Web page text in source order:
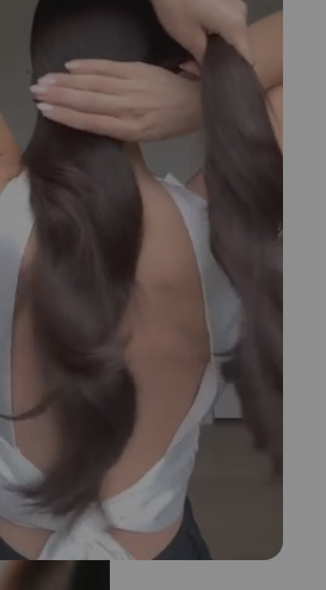
клубнику есть не стоит
модный азиатский суперфуд в